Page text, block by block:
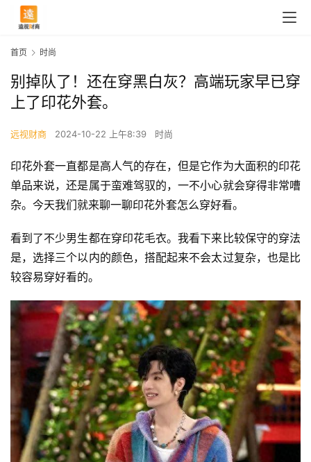
首页 时尚
别掉队了！还在穿黑白灰？高端玩家早已穿
上了印花外套。
远视财商 2024-10-22 上午8:39 时尚
印花外套一直都是高人气的存在，但是它作为大面积的印花
单品来说，还是属于蛮难驾驭的，一不小心就会穿得非常嘈
杂。今天我们就来聊一聊印花外套怎么穿好看。
看到了不少男生都在穿印花毛衣。我看下来比较保守的穿法
是，选择三个以内的颜色，搭配起来不会太过复杂，也是比
较容易穿好看的。